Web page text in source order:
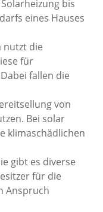
bis
eines Hauses
nutzt die
für
fallen die
von
Bei solar
klimaschädlichen
gibt es diverse
für die
Anspruch